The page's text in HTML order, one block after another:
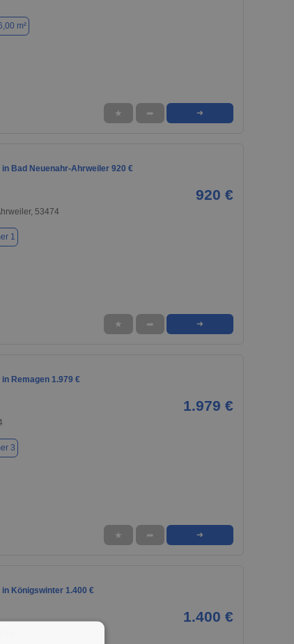
m²
★ ➦ ➜
in Bad Neuenahr-Ahrweiler 920 €
920 €
53474
1
★ ➦ ➜
Remagen 1.979 €
1.979 €
3
★ ➦ ➜
in Königswinter 1.400 €
1.400 €